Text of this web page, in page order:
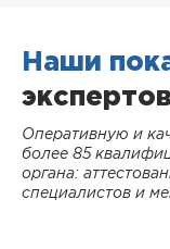
Наши
экспертов
Оперативную и
более 85
органа:
специалистов и